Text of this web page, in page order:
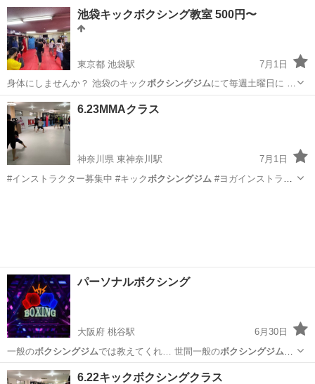
大阪 東大阪市 東花園駅 空手/他格闘技 ボクシングジム
池袋キックボクシング教室 500円〜
東京都 池袋駅
7月1日
身体にしませんか？ 池袋のキックボクシングジムにて毎週土曜日に キ
ックボクシング…
東京 豊島区
6.23MMAクラス
神奈川県 東神奈川駅
7月1日
#インストラクター募集中 #キック ボクシングジム #ヨガインストラク
パーソナルボクシング
大阪府 桃谷駅
6月30日
一般のボクシングジム では教えてくれ… 世間一般のボクシングジム
でご満足され…
大阪 大阪市 桃谷駅 空手/他格闘技
6.22キックボクシングクラス